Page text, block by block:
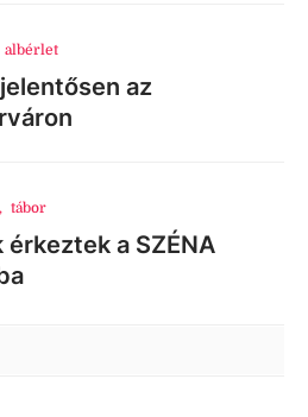
albérlet
az
, tábor
a SZÉNA